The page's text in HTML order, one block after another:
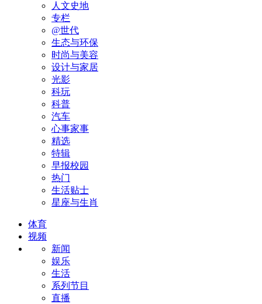
人文史地
专栏
@世代
生态与环保
时尚与美容
设计与家居
光影
科玩
科普
汽车
心事家事
精选
特辑
早报校园
热门
生活贴士
星座与生肖
体育
视频
新闻
娱乐
生活
系列节目
直播